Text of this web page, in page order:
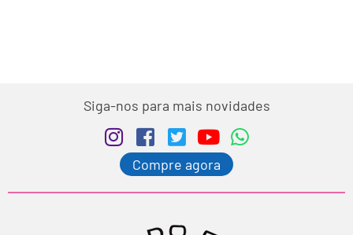
Siga-nos para mais novidades
Compre agora